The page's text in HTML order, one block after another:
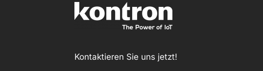
Kontaktieren Sie uns jetzt!